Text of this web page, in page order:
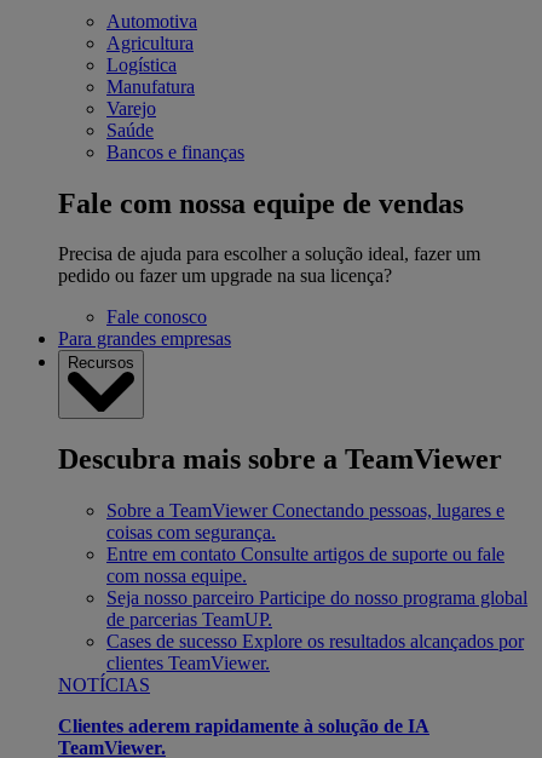
Automotiva
Agricultura
Logística
Manufatura
Varejo
Saúde
Bancos e finanças
Fale com nossa equipe de vendas
Precisa de ajuda para escolher a solução ideal, fazer um
pedido ou fazer um upgrade na sua licença?
Fale conosco
Para grandes empresas
Recursos
Descubra mais sobre a TeamViewer
Sobre a TeamViewer Conectando pessoas, lugares e
coisas com segurança.
Entre em contato Consulte artigos de suporte ou fale
com nossa equipe.
Seja nosso parceiro Participe do nosso programa global
de parcerias TeamUP.
Cases de sucesso Explore os resultados alcançados por
clientes TeamViewer.
NOTÍCIAS
Clientes aderem rapidamente à solução de IA
TeamViewer.